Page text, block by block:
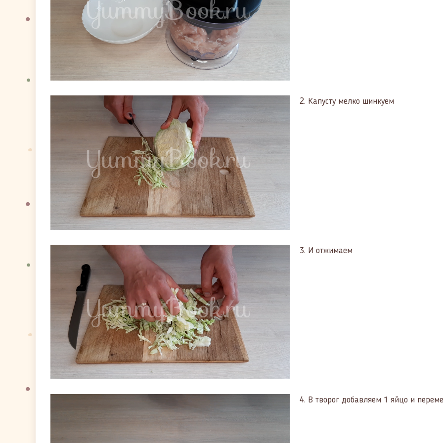
2. Капусту мелко шинкуем
3. И отжимаем
4. В творог добавляем 1 яйцо и